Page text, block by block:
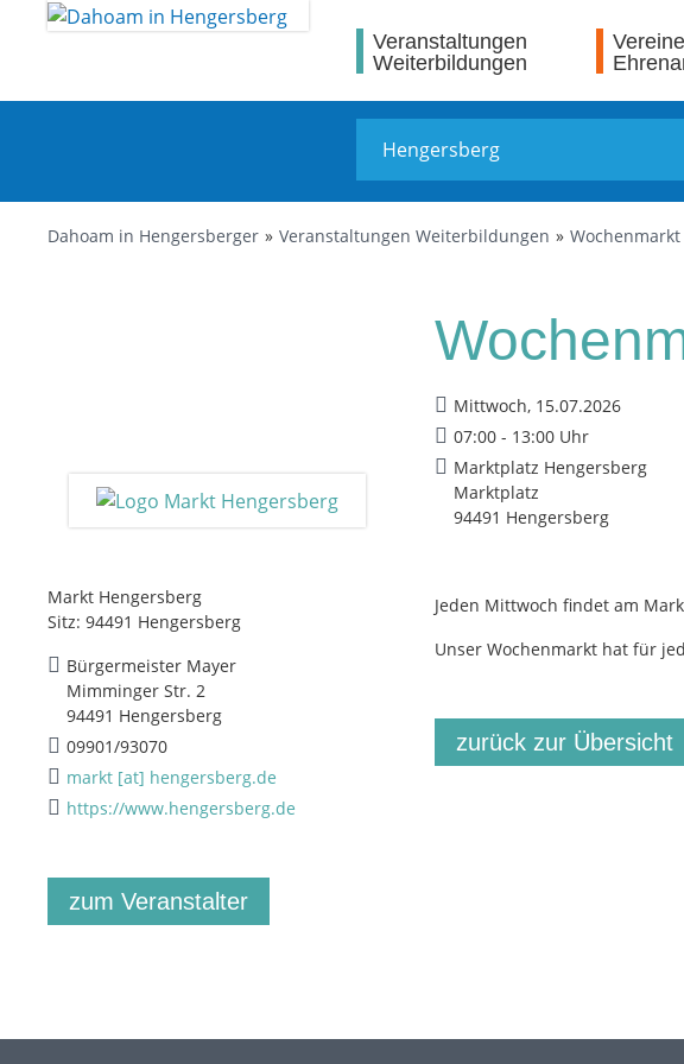
Veranstaltungen
Weiterbildungen
Vereine
Dahoam in Hengersberger Veranstaltungen Weiterbildungen Wochenmarkt
Markt Hengersberg
Sitz: 94491 Hengersberg
Bürgermeister Mayer
Mimminger Str. 2
94491 Hengersberg
09901/93070
markt [at] hengersberg.de
https://www.hengersberg.de
zum Veranstalter
Mittwoch, 15.07.2026
07:00 - 13:00 Uhr
Marktplatz Hengersberg
Marktplatz
94491 Hengersberg
Jeden Mittwoch findet am
Unser Wochenmarkt hat für
zurück zur Übersicht